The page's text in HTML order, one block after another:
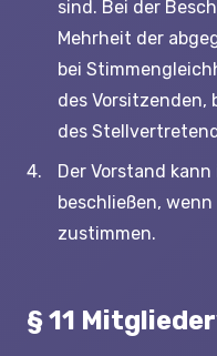
sind. Bei der
Mehrheit der
bei
des Vorsitzenden,
des
Der Vorstand
beschließen,
zustimmen.
§ 11